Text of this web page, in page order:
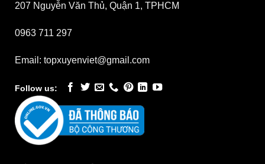
207 Nguyễn Văn Thủ, Quận 1, TPHCM
0963 711 297
Email: topxuyenviet@gmail.com
Follow us: